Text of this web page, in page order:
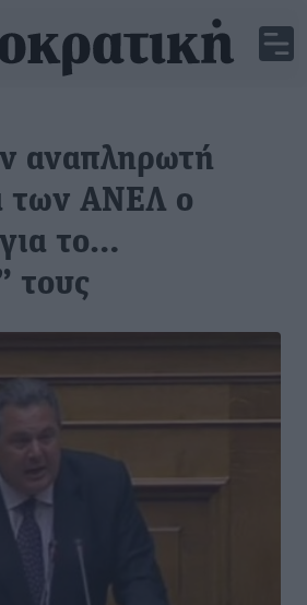
αναπληρωτή
των ΑΝΕΛ ο
το…
τους